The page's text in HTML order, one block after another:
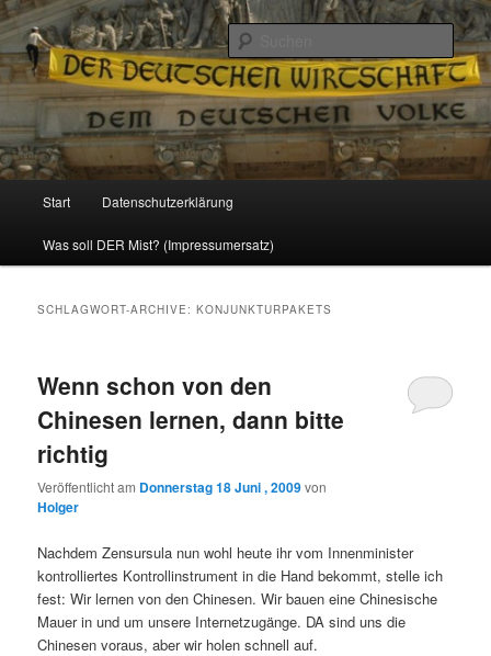
Reizzentrum
Politik, Wirtschaft, Soziales und Gesellschaft
Zum
Inhalt
Zum
sekundären
Start Datenschutzerklärung
Was soll DER Mist? (Impressumersatz)
SCHLAGWORT-ARCHIVE:KONJUNKTURPAKETS
Wenn schon von den
Chinesen lernen, dann bitte
richtig
Veröffentlicht am Donnerstag 18 Juni , 2009von
Holger
Nachdem Zensursula nun wohl heute ihr vom Innenminister
kontrolliertes Kontrollinstrument in die Hand bekommt, stelle ich
fest: Wir lernen von den Chinesen. Wir bauen eine Chinesische
Mauer in und um unsere Internetzugänge. DA sind uns die
Chinesen voraus, aber wir holen schnell auf.